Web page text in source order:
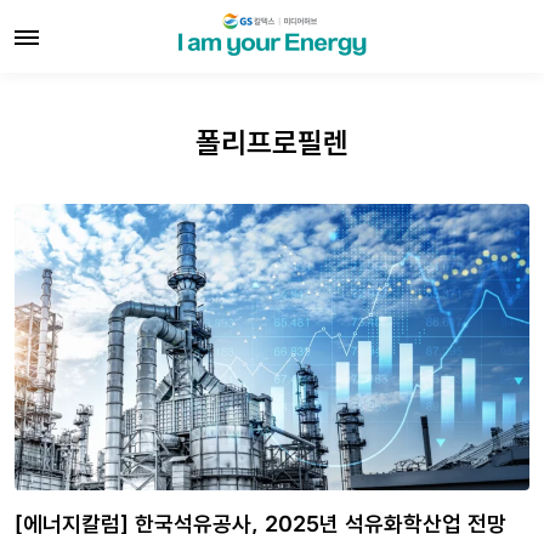
폴리프로필렌
[에너지칼럼] 한국석유공사, 2025년 석유화학산업 전망